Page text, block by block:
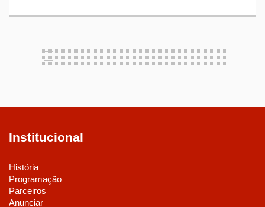
Institucional
História
Programação
Parceiros
Anunciar